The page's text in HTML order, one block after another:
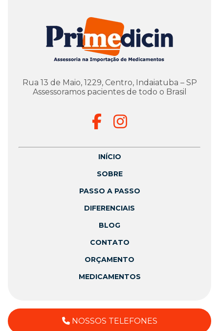
Rua 13 de Maio, 1229, Centro, Indaiatuba – SP
Assessoramos pacientes de todo o Brasil
INÍCIO
SOBRE
PASSO A PASSO
DIFERENCIAIS
BLOG
CONTATO
ORÇAMENTO
MEDICAMENTOS
NOSSOS TELEFONES